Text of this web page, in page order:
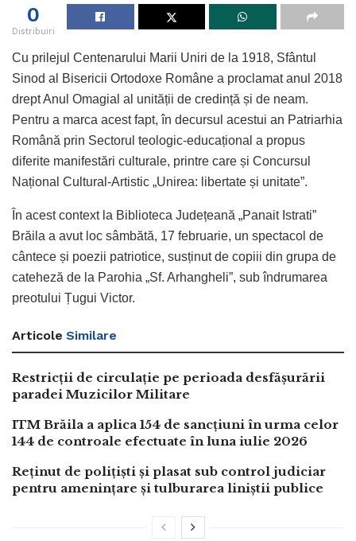
0
Distribuiri
Cu prilejul Centenarului Marii Uniri de la 1918, Sfântul
Sinod al Bisericii Ortodoxe Române a proclamat anul 2018
drept Anul Omagial al unității de credință și de neam.
Pentru a marca acest fapt, în decursul acestui an Patriarhia
Română prin Sectorul teologic-educațional a propus
diferite manifestări culturale, printre care și Concursul
Național Cultural-Artistic „Unirea: libertate și unitate”.
În acest context la Biblioteca Județeană „Panait Istrati”
Brăila a avut loc sâmbătă, 17 februarie, un spectacol de
cântece și poezii patriotice, susținut de copiii din grupa de
cateheză de la Parohia „Sf. Arhangheli”, sub îndrumarea
preotului Țugui Victor.
Articole Similare
Restricții de circulație pe perioada desfășurării
paradei Muzicilor Militare
ITM Brăila a aplica 154 de sancțiuni în urma celor
144 de controale efectuate în luna iulie 2026
Reținut de polițiști și plasat sub control judiciar
pentru amenințare și tulburarea liniștii publice